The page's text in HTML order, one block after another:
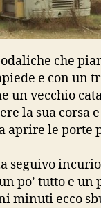
che
e con un
un vecchio
la sua corsa
aprire le porte
seguivo
po’ tutto e un
minuti ecco